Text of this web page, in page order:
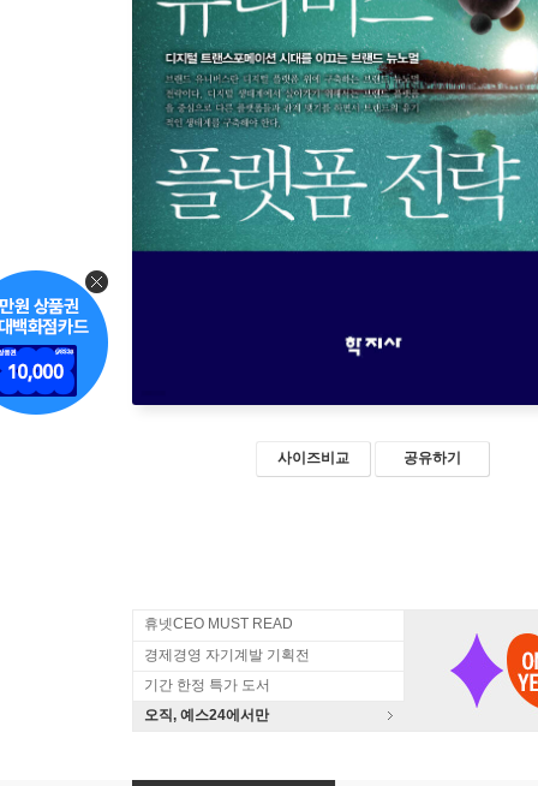
사이즈비교 공유하기
휴넷CEO MUST READ
경제경영 자기계발 기획전
기간 한정 특가 도서
오직, 예스24에서만